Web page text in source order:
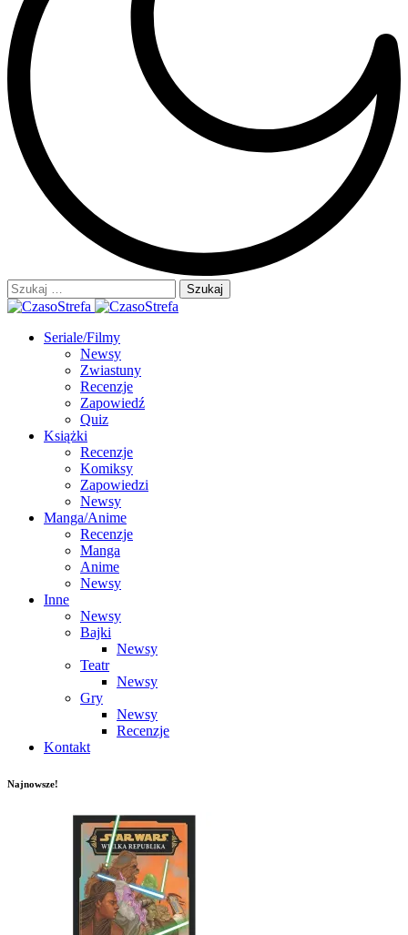
Szukaj:
Seriale/Filmy
Newsy
Zwiastuny
Recenzje
Zapowiedź
Quiz
Książki
Recenzje
Komiksy
Zapowiedzi
Newsy
Manga/Anime
Recenzje
Manga
Anime
Newsy
Inne
Newsy
Bajki
Newsy
Teatr
Newsy
Gry
Newsy
Recenzje
Kontakt
Najnowsze!